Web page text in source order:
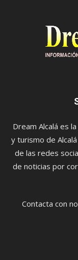
Dream Alcalá es
y turismo de
de las redes
de noticias por
Contacta con